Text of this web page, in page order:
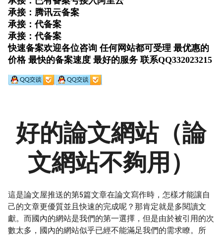
好的論文網站（論
文網站不夠用）
這是論文屋推送的第5篇文章在論文寫作時，怎樣才能讓自
己的文章更優質並且快速的完成呢？那肯定就是多閱讀文
獻。而國內的網站是我們的第一選擇，但是由於被引用的次
數太多，國內的網站似乎已經不能滿足我們的需求瞭。所